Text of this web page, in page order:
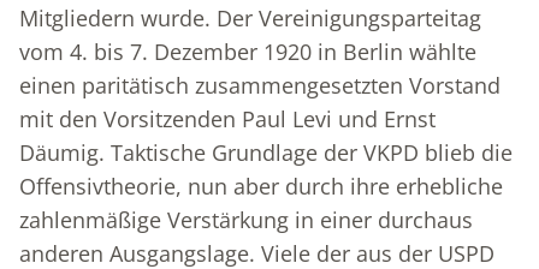
Mitgliedern wurde. Der Vereinigungsparteitag
vom 4. bis 7. Dezember 1920 in Berlin wählte
einen paritätisch zusammengesetzten Vorstand
mit den Vorsitzenden Paul Levi und Ernst
Däumig. Taktische Grundlage der VKPD blieb die
Offensivtheorie, nun aber durch ihre erhebliche
zahlenmäßige Verstärkung in einer durchaus
anderen Ausgangslage. Viele der aus der USPD